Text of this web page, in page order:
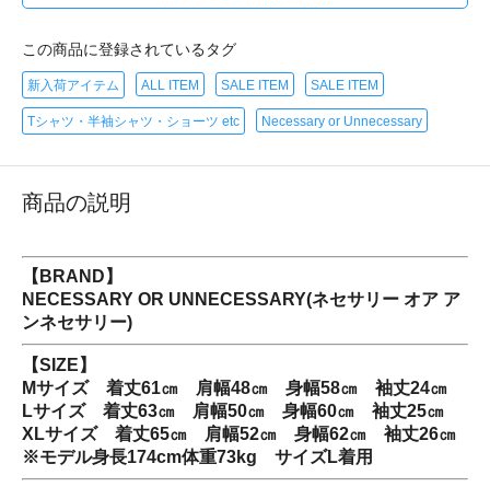
この商品に登録されているタグ
新入荷アイテム ALL ITEM SALE ITEM SALE ITEM
Tシャツ・半袖シャツ・ショーツ etc Necessary or Unnecessary
商品の説明
【BRAND】
NECESSARY OR UNNECESSARY(ネセサリー オア ア
ンネセサリー)
【SIZE】
Mサイズ 着丈61㎝ 肩幅48㎝ 身幅58㎝ 袖丈24㎝
Lサイズ 着丈63㎝ 肩幅50㎝ 身幅60㎝ 袖丈25㎝
XLサイズ 着丈65㎝ 肩幅52㎝ 身幅62㎝ 袖丈26㎝
※モデル身長174cm体重73kg サイズL着用